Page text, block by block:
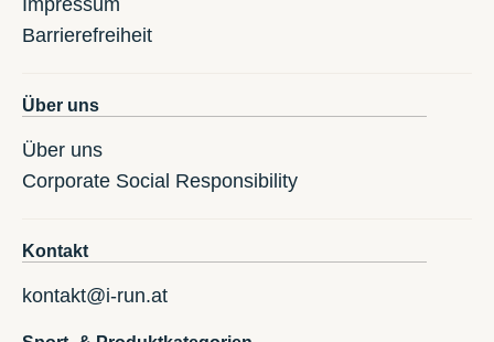
Barrierefreiheit
Über uns
Über uns
Corporate Social Responsibility
Kontakt
kontakt@i-run.at